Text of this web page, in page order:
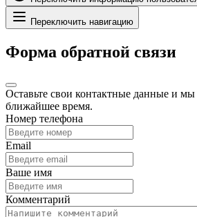
Переключить навигацию
Форма обратной связи
Оставьте свои контактные данные и
ближайшее время.
Номер телефона
Email
Ваше имя
Комментарий